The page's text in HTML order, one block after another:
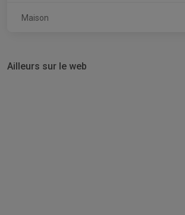
Maison
Ailleurs sur le web